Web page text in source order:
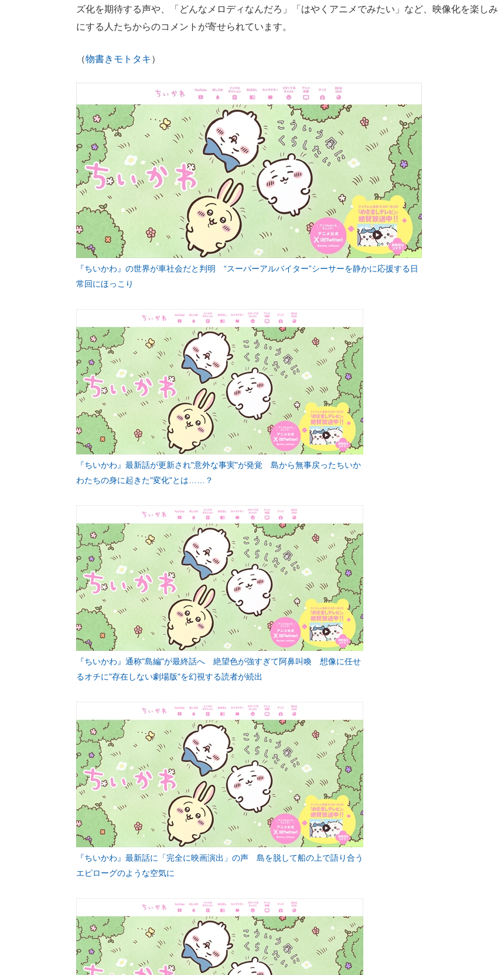
ズ化を期待する声や、「どんなメロディなんだろ」「はやくアニメでみたい」など、映像化を楽しみ
にする人たちからのコメントが寄せられています。
（物書きモトタキ ）
『ちいかわ』の世界が車社会だと判明 “スーパーアルバイター”シーサーを静かに応援する日
常回にほっこり
『ちいかわ』最新話が更新され"意外な事実"が発覚 島から無事戻ったちいか
わたちの身に起きた"変化"とは……？
『ちいかわ』通称"島編"が最終話へ 絶望色が強すぎて阿鼻叫喚 想像に任せ
るオチに"存在しない劇場版"を幻視する読者が続出
『ちいかわ』最新話に「完全に映画演出」の声 島を脱して船の上で語り合う
エピローグのような空気に